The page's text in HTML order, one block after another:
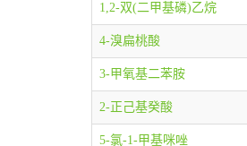
1,2-双(二甲基磷)乙烷
4-溴扁桃酸
3-甲氧基二苯胺
2-正己基癸酸
5-氯-1-甲基咪唑